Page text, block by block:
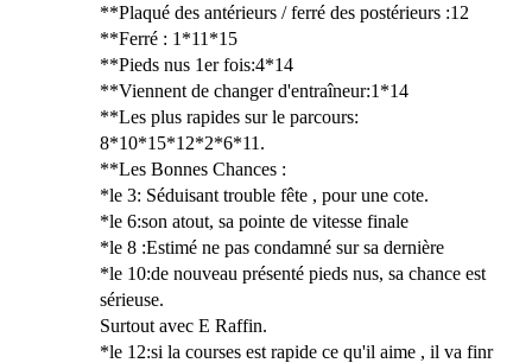
**Plaqué des antérieurs / ferré des postérieurs :12
**Ferré : 1*11*15
**Pieds nus 1er fois:4*14
**Viennent de changer d'entraîneur:1*14
**Les plus rapides sur le parcours:
8*10*15*12*2*6*11.
**Les Bonnes Chances :
*le 3: Séduisant trouble fête , pour une cote.
*le 6:son atout, sa pointe de vitesse finale
*le 8 :Estimé ne pas condamné sur sa dernière
*le 10:de nouveau présenté pieds nus, sa chance est
sérieuse.
Surtout avec E Raffin.
*le 12:si la courses est rapide ce qu'il aime , il va finr